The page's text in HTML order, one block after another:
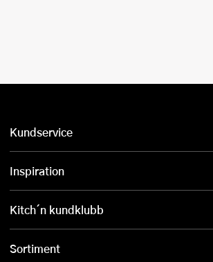
Kundservice
Inspiration
Kitch´n kundklubb
Sortiment